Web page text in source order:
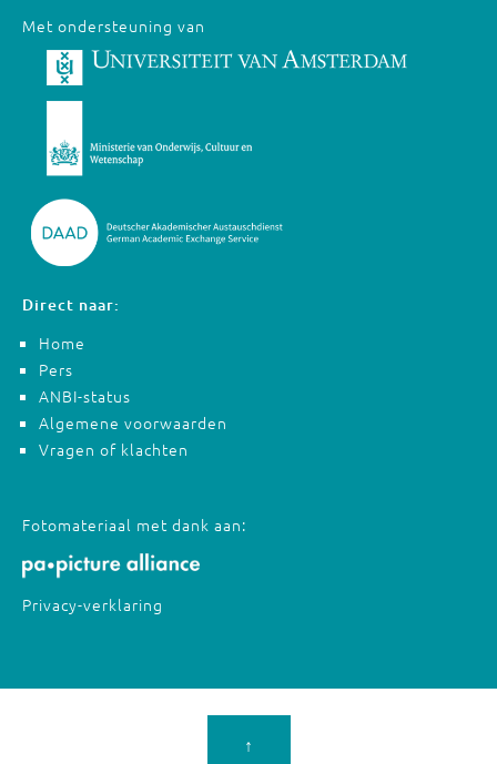
Met ondersteuning van
Direct naar:
Home
Pers
ANBI-status
Algemene voorwaarden
Vragen of klachten
Fotomateriaal met dank aan:
Privacy-verklaring
↑